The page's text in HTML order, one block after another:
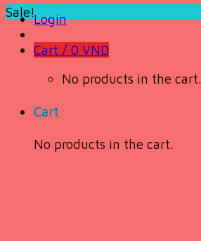
Login
Cart / 0 VND
No products in the cart.
Cart
No products in the cart.
Sale!